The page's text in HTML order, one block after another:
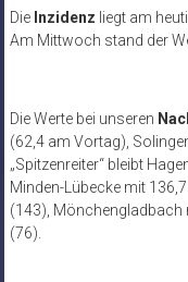
Die Inzidenz liegt am
Am Mittwoch stand der
Die Werte bei unseren
(62,4 am Vortag),
„Spitzenreiter“ bleibt
Minden-Lübecke mit
(143), Mönchengladbach
(76).